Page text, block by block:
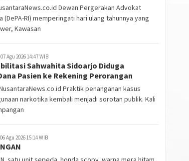
Dewan Pergerakan Advokat
(DePA-RI) memperingati hari ulang tahunnya yang
Kawasan
Agu 2026 14:47 WIB
Sahwahita Sidoarjo Diduga
Pasien ke Rekening Perorangan
Praktik penanganan kasus
narkotika kembali menjadi sorotan publik. Kali
Agu 2026 15:14 WIB